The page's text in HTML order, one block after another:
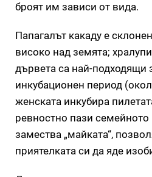
броят им зависи от вида.
Папагалът какаду е
високо над земята;
дървета са най-подходящи
инкубационен период
женската инкубира
ревностно пази
замества „майката“,
приятелката си да яде